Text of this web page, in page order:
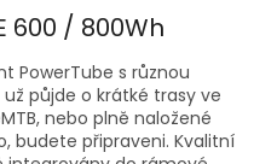
600 / 800Wh
PowerTube s různou
půjde o krátké trasy ve
nebo plně naložené
budete připraveni. Kvalitní